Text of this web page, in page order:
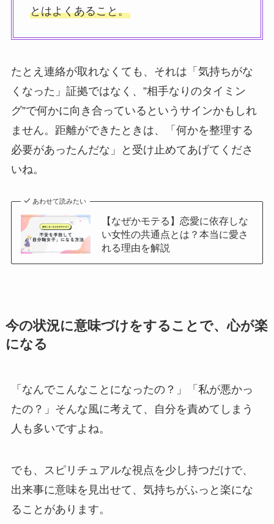
とはよくあること。
たとえ連絡が取れなくても、それは「気持ちがな
くなった」証拠ではなく、”相手なりのタイミン
グ”で何かに向き合っているというサインかもしれ
ません。距離ができたときは、「何かを整理する
必要があったんだな」と受け止めてあげてくださ
いね。
あわせて読みたい
【なぜかモテる】恋愛に依存しな
い女性の共通点とは？本当に愛さ
れる理由を解説
今の状況に意味づけをすることで、心が楽
になる
「なんでこんなことになったの？」「私が悪かっ
たの？」そんな風に考えて、自分を責めてしまう
人も多いですよね。
でも、スピリチュアルな視点を少し持つだけで、
出来事に意味を見出せて、気持ちがふっと楽にな
ることがあります。